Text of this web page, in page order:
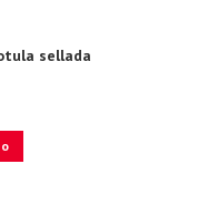
sellada